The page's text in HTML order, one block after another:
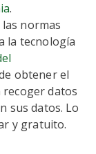
.
normas
la tecnología
obtener el
datos
sus datos. Lo
y gratuito.